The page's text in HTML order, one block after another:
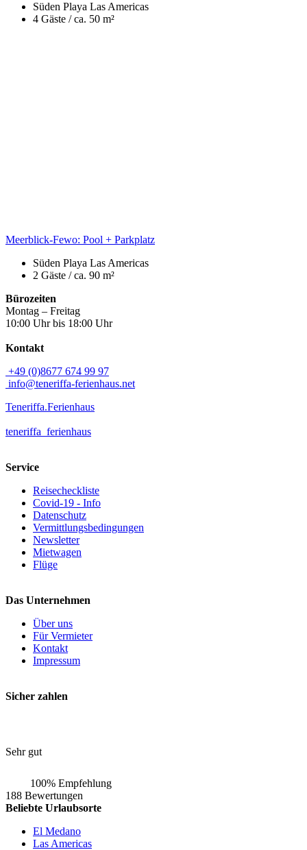
Süden Playa Las Americas
4 Gäste /ca. 50 m²
Meerblick-Fewo: Pool + Parkplatz
Süden Playa Las Americas
2 Gäste /ca. 90 m²
Bürozeiten
Montag – Freitag
10:00 Uhr bis 18:00 Uhr
Kontakt
+49 (0)8677 674 99 97
info@teneriffa-ferienhaus.net
Teneriffa.Ferienhaus
teneriffa_ferienhaus
Service
Reisecheckliste
Covid-19 - Info
Datenschutz
Vermittlungsbedingungen
Newsletter
Mietwagen
Flüge
Das Unternehmen
Über uns
Für Vermieter
Kontakt
Impressum
Sicher zahlen
Sehr gut
100% Empfehlung
188 Bewertungen
Beliebte Urlaubsorte
El Medano
Las Americas